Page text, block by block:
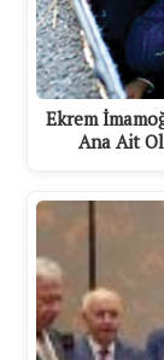
Ekrem
Ana Ait